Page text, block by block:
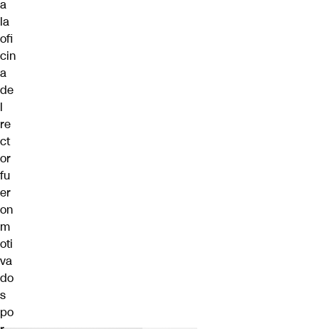
a
la
ofi
cin
a
de
l
re
ct
or
fu
er
on
m
oti
va
do
s
po